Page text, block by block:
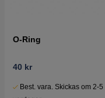
O-Ring
40 kr
Best. vara. Skickas om 2-5